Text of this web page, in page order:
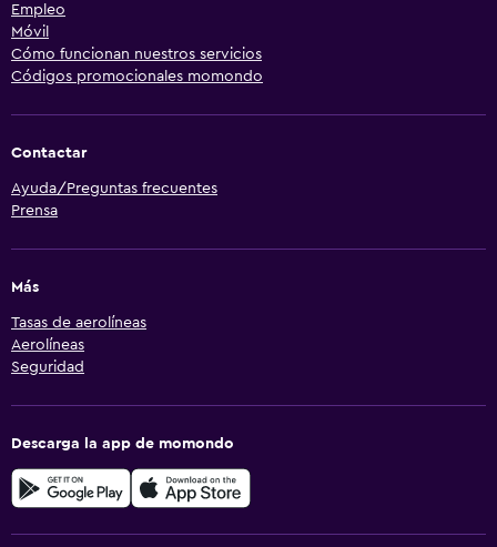
Empleo
Móvil
Cómo funcionan nuestros servicios
Códigos promocionales momondo
Contactar
Ayuda/Preguntas frecuentes
Prensa
Más
Tasas de aerolíneas
Aerolíneas
Seguridad
Descarga la app de momondo